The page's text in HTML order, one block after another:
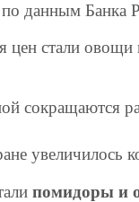
по данным Банка
стали овощи
сокращаются
увеличилось
помидоры и